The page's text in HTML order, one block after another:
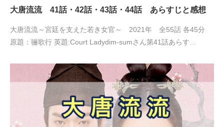
大唐流流 41話・42話・43話・44話 あらすじと感想
大唐流流～宮廷を支えた若き女官～ 2021年 全55話 各45分
原題：骊歌行 英題:Court Ladydim-sumさん第41話あらす…